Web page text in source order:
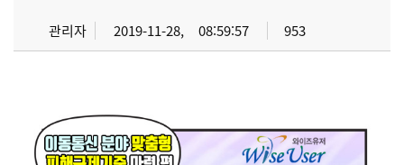
관리자 2019-11-28 08:59:57 953